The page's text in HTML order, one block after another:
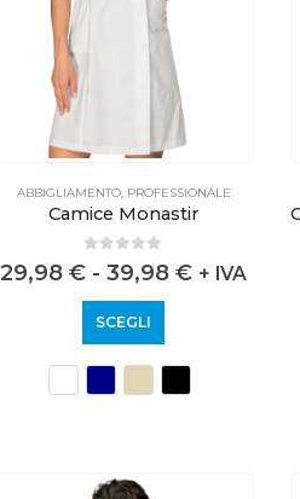
ABBIGLIAMENTO, PROFESSIONALE
Camice Monastir
out of 5
29,98€ - 39,98€ + IVA
SCEGLI